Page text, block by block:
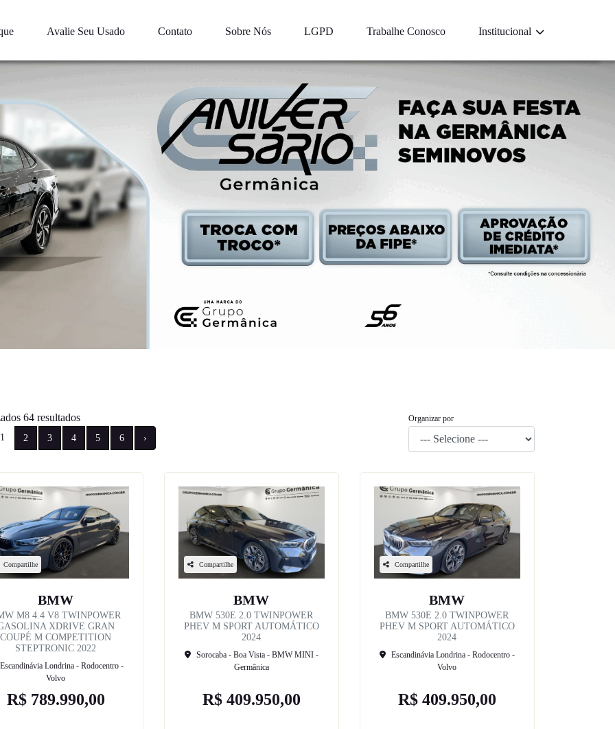
Avalie Seu Usado Contato Sobre Nós LGPD Trabalhe Conosco Institucional
64 resultados
1 2 3 4 5 6 ›
Organizar por
Compartilhe
BMW
M8 4.4 V8 TWINPOWER
XDRIVE GRAN
COUPÉ M COMPETITION
STEPTRONIC 2022
Escandinávia Londrina - Rodocentro -
Volvo
R$ 789.990,00
Compartilhe
BMW
BMW 530E 2.0 TWINPOWER
PHEV M SPORT AUTOMÁTICO
2024
Sorocaba - Boa Vista - BMW MINI -
Germânica
R$ 409.950,00
Compartilhe
BMW
BMW 530E 2.0 TWINPOWER
PHEV M SPORT AUTOMÁTICO
2024
Escandinávia Londrina - Rodocentro -
Volvo
R$ 409.950,00